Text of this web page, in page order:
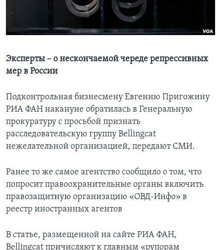
Эксперты – о нескончаемой череде репрессивных
мер в России
Подконтрольная бизнесмену Евгению Пригожину
РИА ФАН накануне обратилась в Генеральную
прокуратуру с просьбой признать
расследовательскую группу Bellingcat
нежелательной организацией, передают СМИ.
Ранее то же самое агентство сообщило о том, что
попросит правоохранительные органы включить
правозащитную организацию «ОВД-Инфо» в
реестр иностранных агентов
В статье, размещенной на сайте РИА ФАН,
Bellingcat причисляют к главным «рупорам